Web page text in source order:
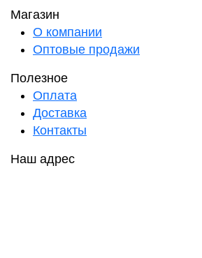
Магазин
О компании
Оптовые продажи
Полезное
Оплата
Доставка
Контакты
Наш адрес